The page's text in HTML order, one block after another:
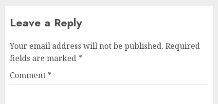
Leave a Reply
Your email address will not be published. Required
fields are marked *
Comment *